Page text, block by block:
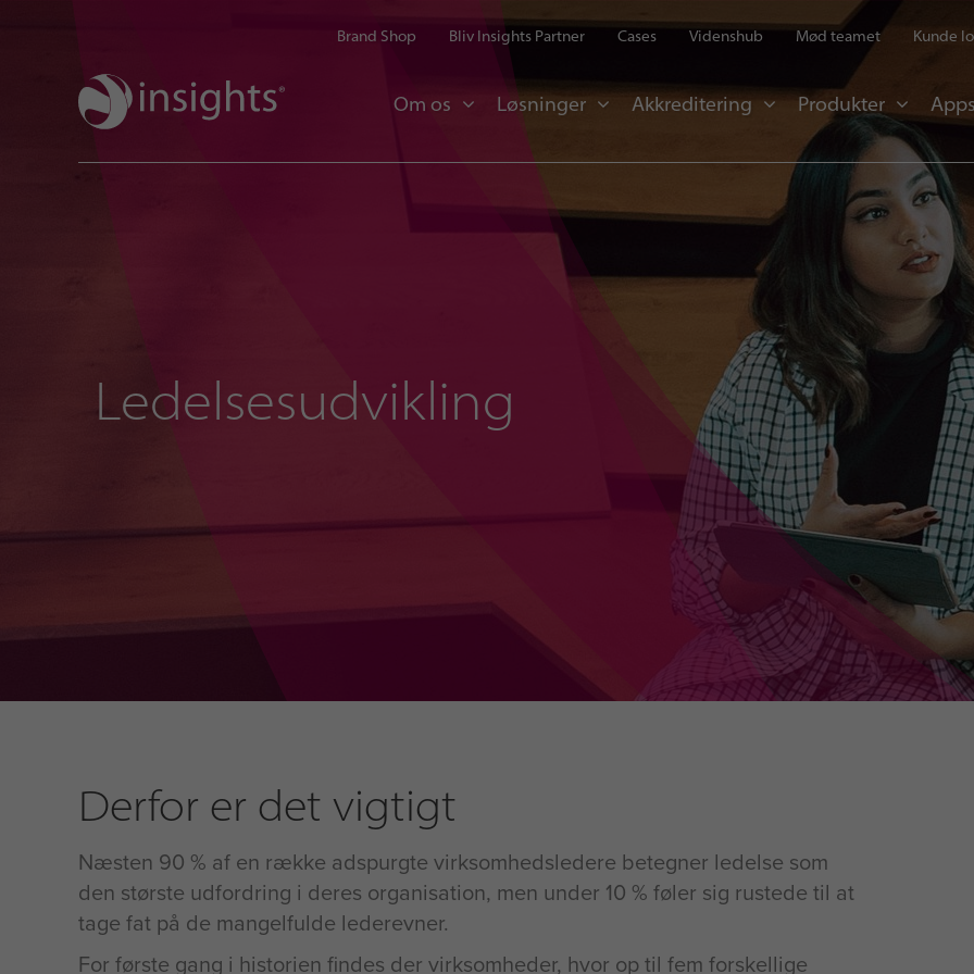
Brand Shop Bliv Insights Partner Cases Videnshub Mød teamet Kunde
Om os Løsninger Akkreditering Produkter
Ledelsesudvikling
Derfor er det vigtigt
Næsten 90 % af en række adspurgte virksomhedsledere betegner ledelse som
den største udfordring i deres organisation, men under 10 % føler sig rustede til at
tage fat på de mangelfulde lederevner.
For første gang i historien findes der virksomheder, hvor op til fem forskellige